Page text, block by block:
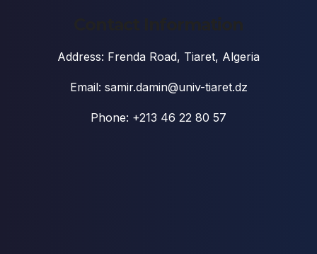
Contact Information
Address: Frenda Road, Tiaret, Algeria
Email: samir.damin@univ-tiaret.dz
Phone: +213 46 22 80 57